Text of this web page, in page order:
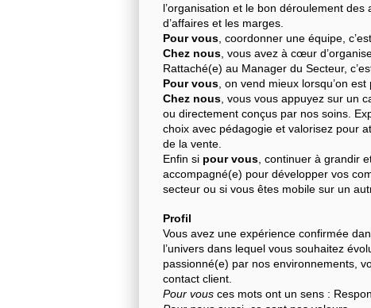
l’organisation et le bon déroulement
d’affaires et les marges.
Pour vous , coordonner une équipe,
Chez nous , vous avez à cœur
Rattaché(e) au Manager du Secteur,
Pour vous , on vend mieux lorsqu’on est
Chez nous , vous vous appuyez sur un
ou directement conçus par nos soins.
choix avec pédagogie et valorisez pour
de la vente.
Enfin si pour vous , continuer à grandir
accompagné(e) pour développer vos
secteur ou si vous êtes mobile sur un
Profil
Vous avez une expérience confirmée
l’univers dans lequel vous souhaitez
passionné(e) par nos environnements,
contact client.
Pour vous ces mots ont un sens :